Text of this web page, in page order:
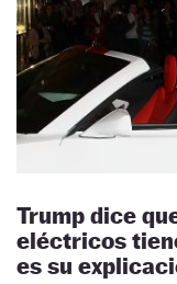
Trump dice
eléctricos
es su